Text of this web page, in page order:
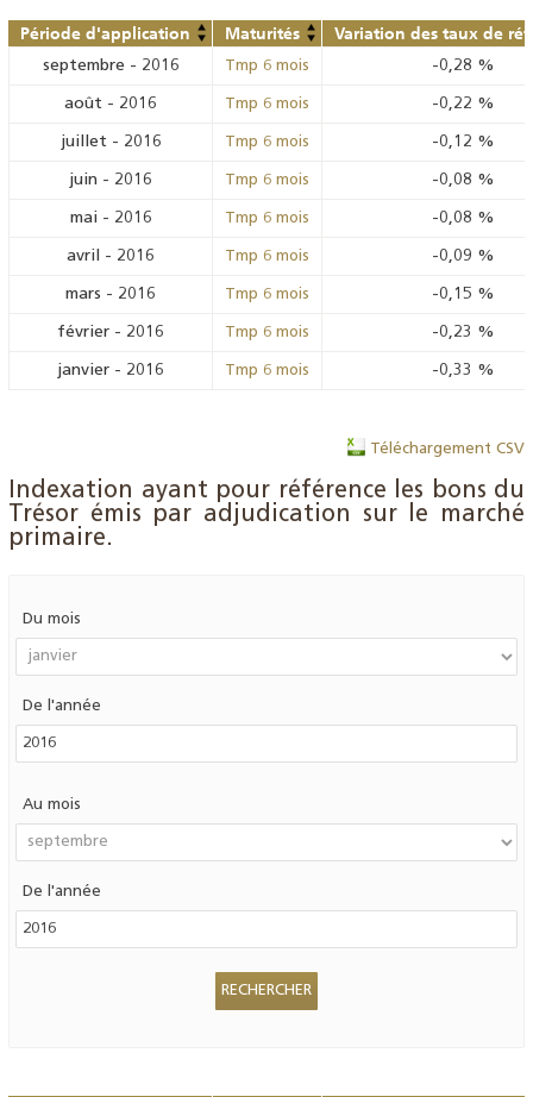
Période d'application Maturités Variation des taux de
septembre - 2016 Tmp 6 mois -0,28 %
août - 2016 Tmp 6 mois -0,22 %
juillet - 2016 Tmp 6 mois -0,12 %
juin - 2016 Tmp 6 mois -0,08 %
mai - 2016 Tmp 6 mois -0,08 %
avril - 2016 Tmp 6 mois -0,09 %
mars - 2016 Tmp 6 mois -0,15 %
février - 2016 Tmp 6 mois -0,23 %
janvier - 2016 Tmp 6 mois -0,33 %
Téléchargement CSV
Indexation ayant pour référence les bons du
Trésor émis par adjudication sur le marché
primaire.
Du mois
De l'année
Au mois
De l'année